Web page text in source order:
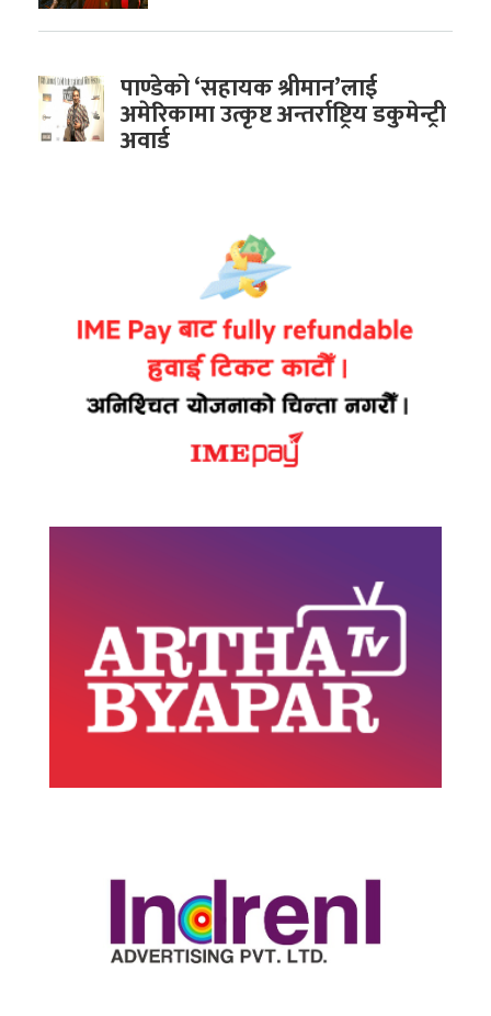
पाण्डेको ‘सहायक श्रीमान’लाई
अमेरिकामा उत्कृष्ट अन्तर्राष्ट्रिय डकुमेन्ट्री
अवार्ड